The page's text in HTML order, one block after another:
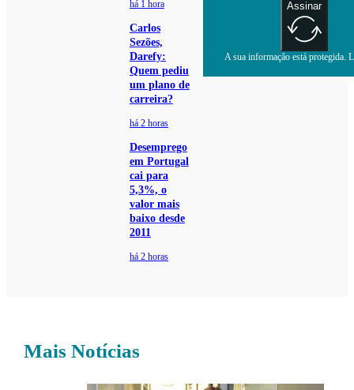
há 1 hora
Carlos
Sezões,
Darefy:
Quem pediu
um plano de
carreira?
há 2 horas
Desemprego
em Portugal
cai para
5,3%, o
valor mais
baixo desde
2011
há 2 horas
Assinar
A sua informação está protegida.
Mais Notícias